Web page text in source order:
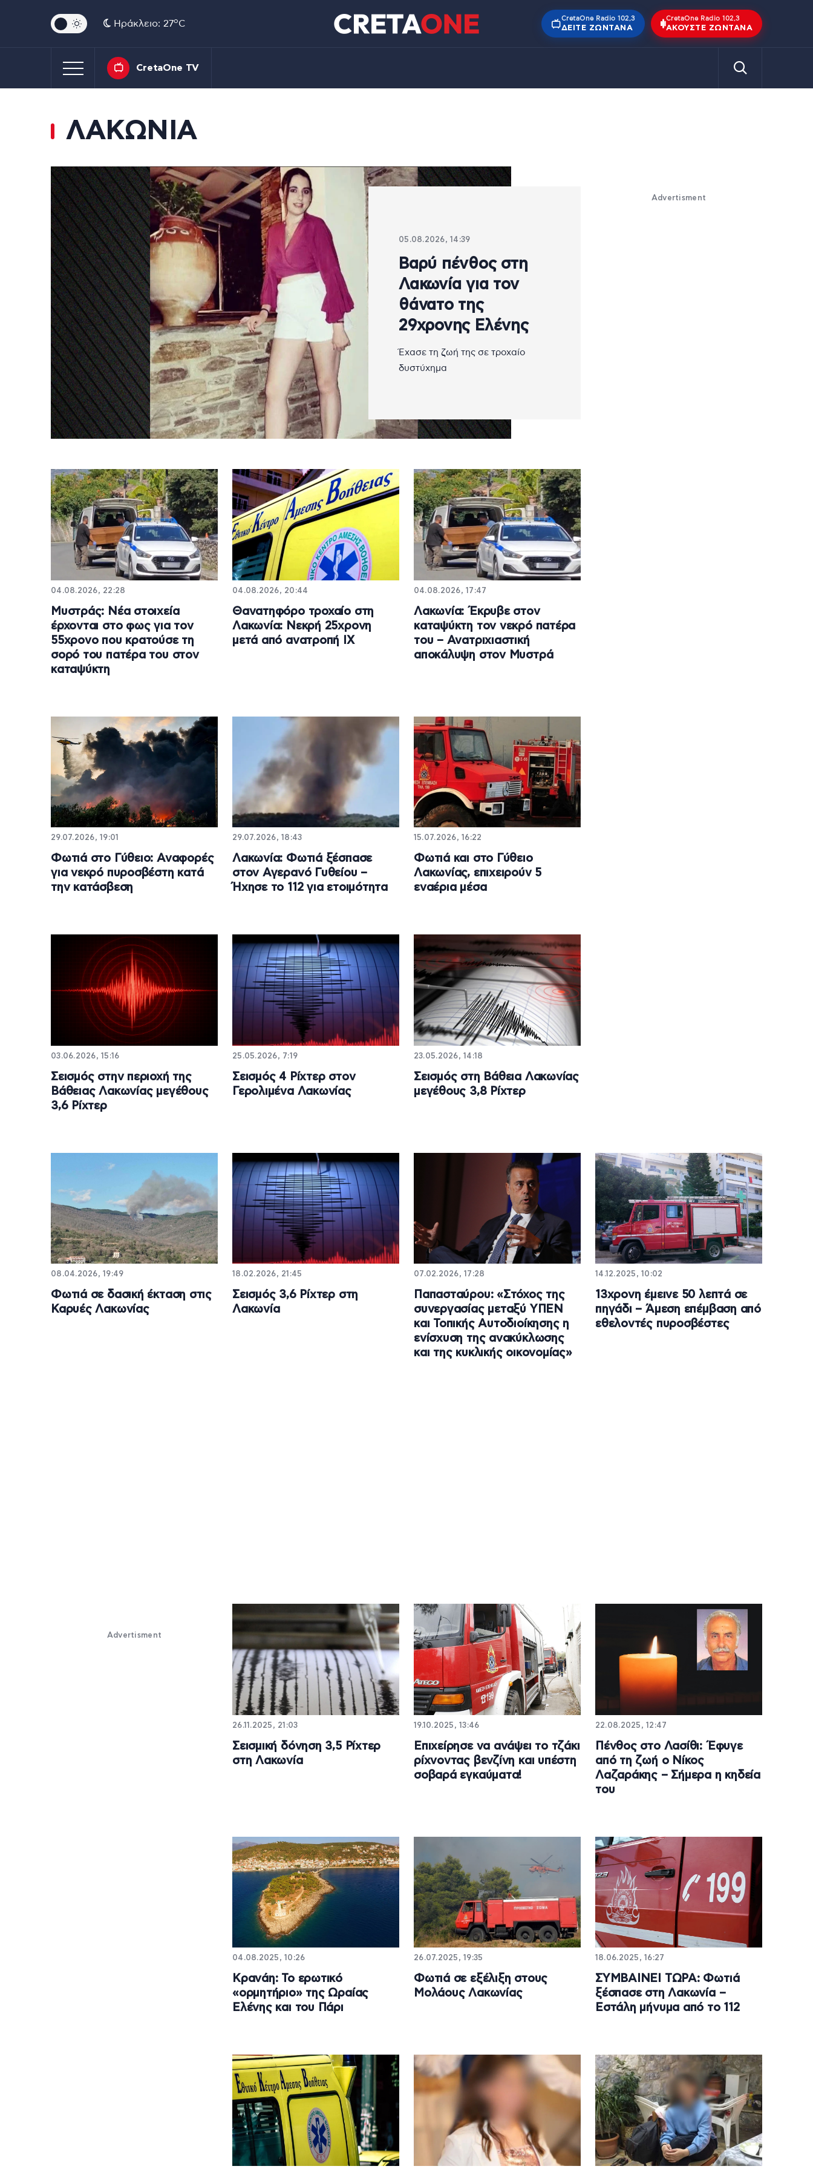
Ηράκλειο: 27oC
CretaOne Radio 102,3
ΔΕΊΤΕ ΖΩΝΤΑΝΆ
CretaOne Radio 102,3
ΑΚΟΎΣΤΕ ΖΩΝΤΑΝΆ
CretaOne TV
ΛΑΚΩΝΙΑ
05.08.2026, 14:39
Βαρύ πένθος στη
Λακωνία για τον
θάνατο της
29χρονης Ελένης
Έχασε τη ζωή της σε τροχαίο
δυστύχημα
04.08.2026, 22:28
Μυστράς: Νέα στοιχεία
έρχονται στο φως για τον
55χρονο που κρατούσε τη
σορό του πατέρα του στον
καταψύκτη
04.08.2026, 20:44
Θανατηφόρο τροχαίο στη
Λακωνία: Νεκρή 25χρονη
μετά από ανατροπή ΙΧ
04.08.2026, 17:47
Λακωνία: Έκρυβε στον
καταψύκτη τον νεκρό πατέρα
του – Ανατριχιαστική
αποκάλυψη στον Μυστρά
29.07.2026, 19:01
Φωτιά στο Γύθειο: Αναφορές
για νεκρό πυροσβέστη κατά
την κατάσβεση
29.07.2026, 18:43
Λακωνία: Φωτιά ξέσπασε
στον Αγερανό Γυθείου –
Ήχησε το 112 για ετοιμότητα
15.07.2026, 16:22
Φωτιά και στο Γύθειο
Λακωνίας, επιχειρούν 5
εναέρια μέσα
03.06.2026, 15:16
Σεισμός στην περιοχή της
Βάθειας Λακωνίας μεγέθους
3,6 Ρίχτερ
25.05.2026, 7:19
Σεισμός 4 Ρίχτερ στον
Γερολιμένα Λακωνίας
23.05.2026, 14:18
Σεισμός στη Βάθεια Λακωνίας
μεγέθους 3,8 Ρίχτερ
Advertisment
08.04.2026, 19:49
Φωτιά σε δασική έκταση στις
Καρυές Λακωνίας
18.02.2026, 21:45
Σεισμός 3,6 Ρίχτερ στη
Λακωνία
07.02.2026, 17:28
Παπασταύρου: «Στόχος της
συνεργασίας μεταξύ ΥΠΕΝ
και Τοπικής Αυτοδιοίκησης η
ενίσχυση της ανακύκλωσης
και της κυκλικής οικονομίας»
14.12.2025, 10:02
13χρονη έμεινε 50 λεπτά σε
πηγάδι – Άμεση επέμβαση από
εθελοντές πυροσβέστες
Advertisment
26.11.2025, 21:03
Σεισμική δόνηση 3,5 Ρίχτερ
στη Λακωνία
19.10.2025, 13:46
Επιχείρησε να ανάψει το τζάκι
ρίχνοντας βενζίνη και υπέστη
σοβαρά εγκαύματα!
22.08.2025, 12:47
Πένθος στο Λασίθι: Έφυγε
από τη ζωή ο Νίκος
Λαζαράκης – Σήμερα η κηδεία
του
04.08.2025, 10:26
Κρανάη: Το ερωτικό
«ορμητήριο» της Ωραίας
Ελένης και του Πάρι
26.07.2025, 19:35
Φωτιά σε εξέλιξη στους
Μολάους Λακωνίας
18.06.2025, 16:27
ΣΥΜΒΑΙΝΕΙ ΤΩΡΑ: Φωτιά
ξέσπασε στη Λακωνία –
Εστάλη μήνυμα από το 112